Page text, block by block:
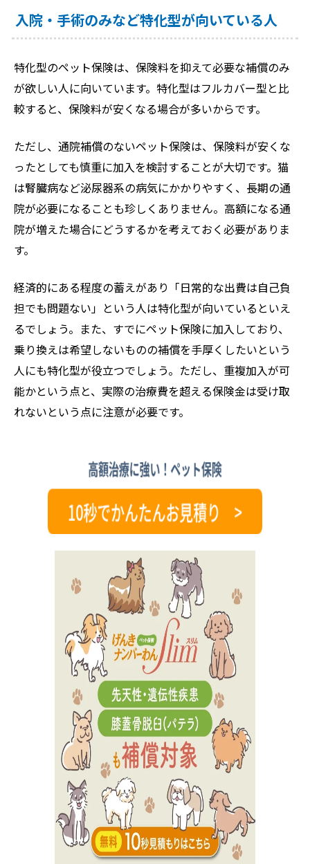
入院・手術のみなど特化型が向いている人
特化型のペット保険は、保険料を抑えて必要な補償のみ
が欲しい人に向いています。特化型はフルカバー型と比
較すると、保険料が安くなる場合が多いからです。
ただし、通院補償のないペット保険は、保険料が安くな
ったとしても慎重に加入を検討することが大切です。猫
は腎臓病など泌尿器系の病気にかかりやすく、長期の通
院が必要になることも珍しくありません。高額になる通
院が増えた場合にどうするかを考えておく必要がありま
す。
経済的にある程度の蓄えがあり「日常的な出費は自己負
担でも問題ない」という人は特化型が向いているといえ
るでしょう。また、すでにペット保険に加入しており、
乗り換えは希望しないものの補償を手厚くしたいという
人にも特化型が役立つでしょう。ただし、重複加入が可
能かという点と、実際の治療費を超える保険金は受け取
れないという点に注意が必要です。